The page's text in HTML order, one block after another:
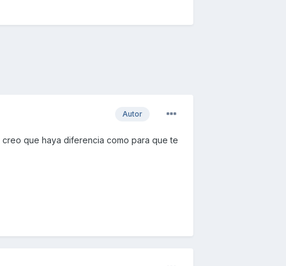
Autor
que haya diferencia como para que te